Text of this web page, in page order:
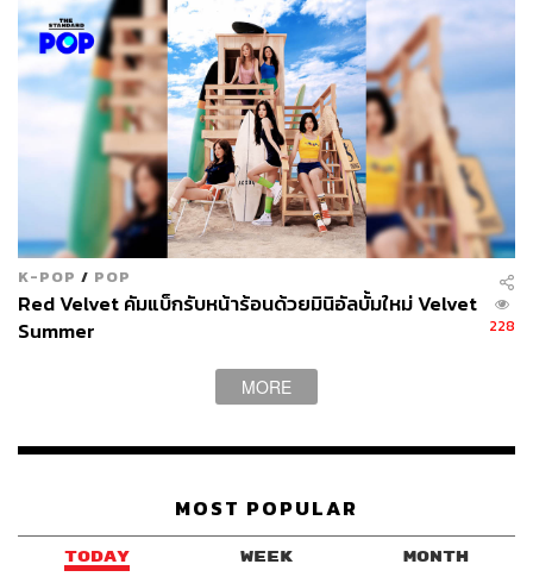
ตัวอย่างซีรีส์Chimera
K-POP / POP
Red Velvet คัมแบ็กรับหน้าร้อนด้วยมินิอัลบั้มใหม่ Velvet
Summer
228
MORE
MOST POPULAR
TODAY WEEK MONTH